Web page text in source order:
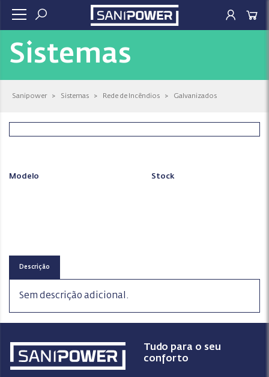
Sistemas
Sanipower > Sistemas > Rede de Incêndios > Galvanizados
Modelo Stock
Descrição
Sem descrição adicional.
Tudo para o seu
conforto